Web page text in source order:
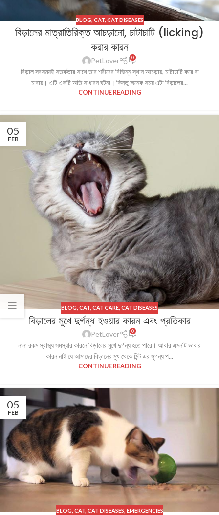
BLOG CAT, CAT DISEASES
বিড়ালের মাত্রাতিরিক্ত আচড়ানো, চাটাচাটি (licking)
করার কারন
PetLover 0
বিড়াল সবসময়ই সতর্কতার সাথে তার শরীরের বিভিন্ন স্থান আচড়ায়, চাটাচাটি করে বা
চাবায়। এটি একটি অতি সাধারন ঘটনা। কিন্তু অনেক সময় এটা বিড়ালের...
CONTINUE READING
05
FEB
BLOG CAT CAT CARE CAT DISEASES
বিড়ালের মুখে দুর্গন্ধ হওয়ার কারন এবং প্রতিকার
PetLover 0
নানা রকম স্বাস্থ্য সমস্যার কারনে বিড়ালের মুখে দুর্গন্ধ হতে পারে। আবার এমনটি ভাবার
কারন নাই যে আমাদের বিড়ালের মুখ থেকে মিন্ট এর সুগন্ধ প...
CONTINUE READING
05
FEB
BLOG CAT, CAT DISEASES EMERGENCIES